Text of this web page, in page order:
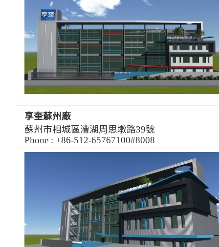
享奎蘇州廠
蘇州市相城區漕湖周思墩路39號
Phone : +86-512-65767100#8008